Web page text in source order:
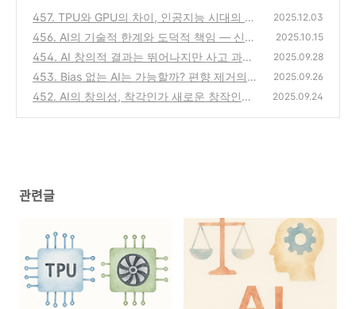
457. TPU와 GPU의 차이, 인공지능 시대의 핵
심 연산 장치를 이해하기
(0)
2025.12.03
456. AI의 기술적 한계와 도덕적 책임 — 신뢰
의 위기와 미래를 다시 생각하다
(0)
2025.10.15
454. AI 창의적 결과는 뛰어나지만 사고 과정
은 미흡하다
(0)
2025.09.28
453. Bias 없는 AI는 가능할까? 편향 제거의
한계와 관리 전략
(0)
2025.09.26
452. AI의 창의성, 착각인가 새로운 창작인가?
2025.09.24
관련글